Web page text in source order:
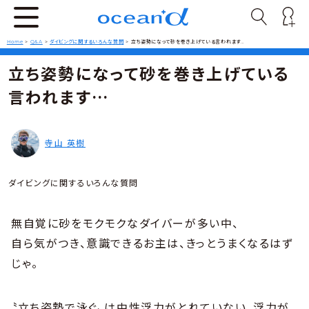
Home > Q&A > ダイビングに関するいろんな質問 > 立ち姿勢になって砂を巻き上げている言われます…
立ち姿勢になって砂を巻き上げている
言われます…
寺山 英樹
ダイビングに関するいろんな質問
無自覚に砂をモクモクなダイバーが多い中、
自ら気がつき、意識できるお主は、きっとうまくなるはず
じゃ。